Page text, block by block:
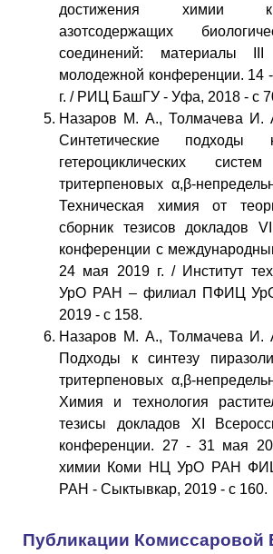
достижения химии
азотсодержащих
соединений: материалы III
молодежной конференции. 14
г. / РИЦ БашГУ - Уфа, 2018 - с
Назаров М. А., Толмачева И.
Синтетические подходы
гетероциклических
тритерпеновых α,β-
Техническая химия от
сборник тезисов докладов
конференции с
24 мая 2019 г. / Институт
УрО РАН – филиал ПФИЦ
2019 - с 158.
Назаров М. А., Толмачева И.
Подходы к синтезу
тритерпеновых α,β-
Химия и технология
тезисы докладов XI
конференции. 27 - 31 мая
химии Коми НЦ УрО РАН
РАН - Сыктывкар, 2019 - с 160.
Публикации Комиссаровой